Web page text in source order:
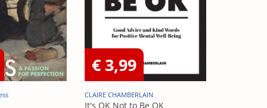
€ 3,99
CLAIRE CHAMBERLAIN
It's OK Not to Be OK